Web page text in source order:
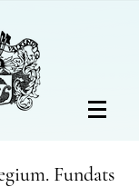
Fundats